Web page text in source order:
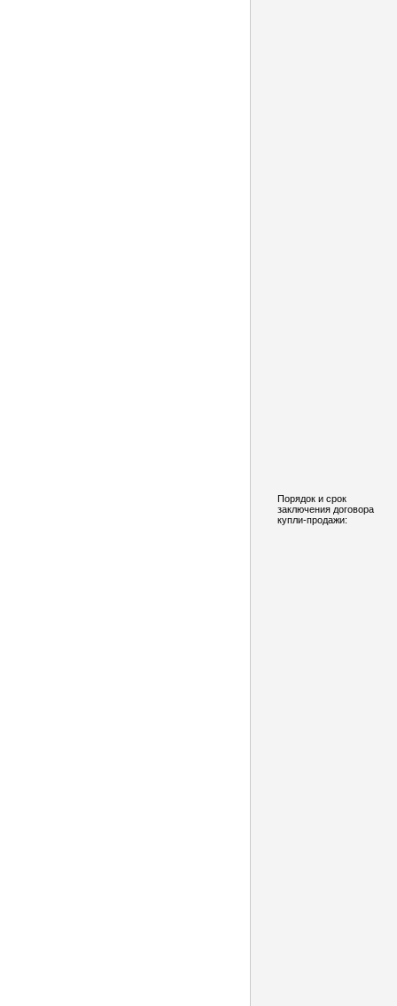
Порядок и срок
заключения договора
купли-продажи: